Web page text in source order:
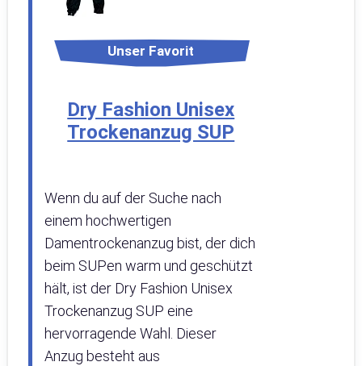
Unser Favorit
Dry Fashion Unisex
Trockenanzug SUP
Wenn du auf der Suche nach
einem hochwertigen
Damentrockenanzug bist, der dich
beim SUPen warm und geschützt
hält, ist der Dry Fashion Unisex
Trockenanzug SUP eine
hervorragende Wahl. Dieser
Anzug besteht aus